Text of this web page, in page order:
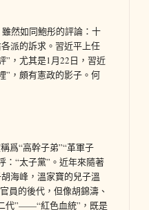
然如同鮑彤的評論：十
派的訴求。習近平上任
”，尤其是1月22日，習近
”，頗有憲政的影子。何
爲“高幹子弟”“革軍子
：“太子黨”。近年來隨著
海峰，溫家寶的兒子溫
員的後代，但像胡錦濤、
代”——“紅色血統”，既是